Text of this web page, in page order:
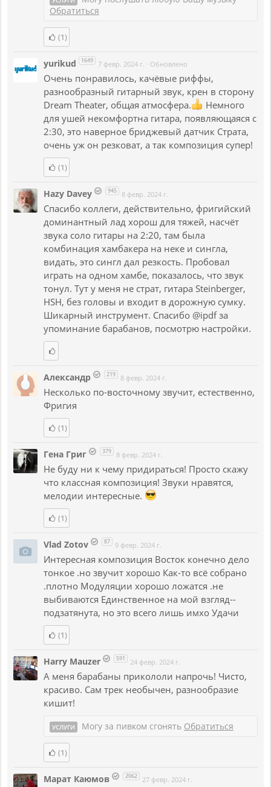
Обратиться
(1)
yurikud 1649 7 февр. 2024 г. · Обновлено
Очень понравилось, качёвые риффы,
разнообразный гитарный звук, крен в сторону
Dream Theater, общая атмосфера.
Немного
для ушей некомфортна гитара, появляющаяся с
2:30, это наверное бриджевый датчик Страта,
очень уж он резковат, а так композиция супер!
(1)
Hazy Davey 945 8 февр. 2024 г.
Спасибо коллеги, действительно, фригийский
доминантный лад хорош для тяжей, насчёт
звука соло гитары на 2:20, там была
комбинация хамбакера на неке и сингла,
видать, это сингл дал резкость. Пробовал
играть на одном хамбе, показалось, что звук
тонул. Тут у меня не страт, гитара Steinberger,
HSH, без головы и входит в дорожную сумку.
Шикарный инструмент. Спасибо @ipdf за
упоминание барабанов, посмотрю настройки.
Александр 219 8 февр. 2024 г.
Несколько по-восточному звучит, естественно,
Фригия
(1)
Гена Григ 379 8 февр. 2024 г.
Не буду ни к чему придираться! Просто скажу
что классная композиция! Звуки нравятся,
мелодии интересные.
(1)
Vlad Zotov 87 9 февр. 2024 г.
Интересная композиция Восток конечно дело
тонкое .но звучит хорошо Как-то всё собрано
.плотно Модуляции хорошо ложатся .не
выбиваются Единственное на мой взгляд--
подзатянута, но это всего лишь имхо Удачи
(1)
Harry Mauzer 591 24 февр. 2024 г.
А меня барабаны прикололи напрочь! Чисто,
красиво. Сам трек необычен, разнообразие
кишит!
УСЛУГИ Могу за пивком сгонять Обратиться
(1)
Марат Каюмов 2062 27 февр. 2024 г.